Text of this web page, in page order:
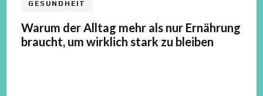
GESUNDHEIT
Warum der Alltag mehr als nur Ernährung
braucht, um wirklich stark zu bleiben